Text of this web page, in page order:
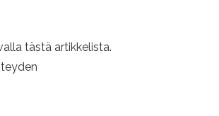
tästä artikkelista.